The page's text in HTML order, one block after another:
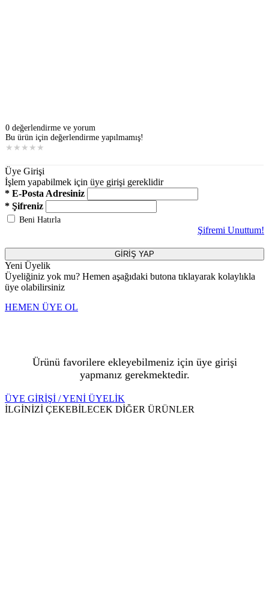
0 değerlendirme ve yorum
Bu ürün için değerlendirme yapılmamış!
★ ★ ★ ★ ★
Üye Girişi
İşlem yapabilmek için üye girişi gereklidir
* E-Posta Adresiniz
* Şifreniz
Beni Hatırla
Şifremi Unuttum!
GİRİŞ YAP
Yeni Üyelik
Üyeliğiniz yok mu? Hemen aşağıdaki butona tıklayarak kolaylıkla
üye olabilirsiniz
HEMEN ÜYE OL
Ürünü favorilere ekleyebilmeniz için üye girişi
yapmanız gerekmektedir.
ÜYE GİRİŞİ / YENİ ÜYELİK
İLGİNİZİ ÇEKEBİLECEK DİĞER ÜRÜNLER